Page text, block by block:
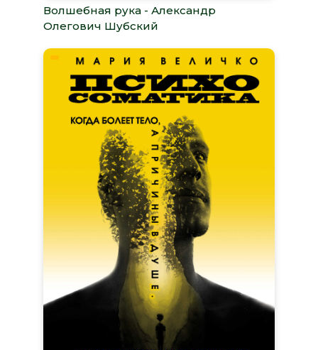
Волшебная рука - Александр
Олегович Шубский